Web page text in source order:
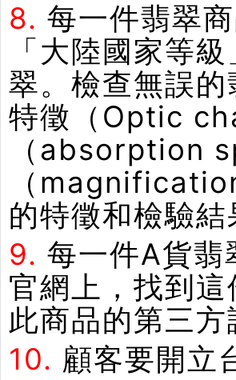
8. 每一件翡翠
「大陸國家等
翠。檢查無誤
特徵（Optic
（absorption
（
的特徵和檢驗結
9. 每一件A貨翡
官網上，找到
此商品的第三
10. 顧客要開立